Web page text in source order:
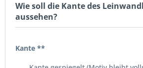
Wie soll die Kante des
aussehen?
Kante **